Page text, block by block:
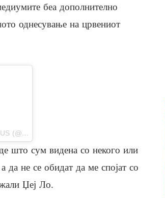
беа дополнително
однесување на црвениот
A post shared by Netflix US (@netflix)
што сум видена со некого или
да не се обидат да ме спојат со
Џеј Ло.